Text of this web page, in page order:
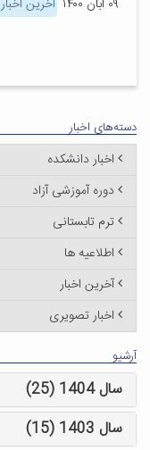
۰۹ آبان ۱۴۰۰ آخرین اخبار
دسته‌های اخبار
اخبار دانشکده
دوره آموزشی آزاد
ترم تابستانی
اطلاعیه ها
آخرین اخبار
اخبار تصویری
آرشیو
سال 1404 (25)
سال 1403 (15)